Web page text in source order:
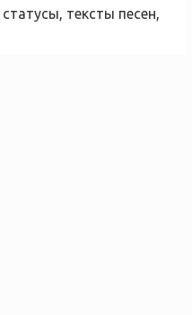
тексты песен,